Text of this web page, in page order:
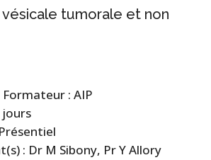
tumorale et non
: AIP
jours
: Dr M Sibony, Pr Y Allory